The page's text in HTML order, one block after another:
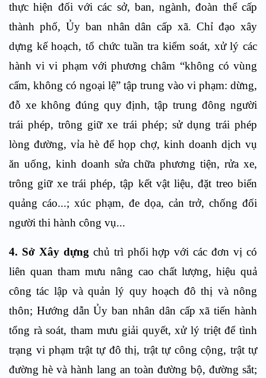
thực hiện đối với các sở, ban, ngành, đoàn thể cấp
thành phố, Ủy ban nhân dân cấp xã. Chỉ đạo xây
dựng kế hoạch, tổ chức tuần tra kiểm soát, xử lý các
hành vi vi phạm với phương châm “không có vùng
cấm, không có ngoại lệ” tập trung vào vi phạm: dừng,
đỗ xe không đúng quy định, tập trung đông người
trái phép, trông giữ xe trái phép; sử dụng trái phép
lòng đường, vỉa hè để họp chợ, kinh doanh dịch vụ
ăn uống, kinh doanh sửa chữa phương tiện, rửa xe,
trông giữ xe trái phép, tập kết vật liệu, đặt treo biển
quảng cáo...; xúc phạm, đe dọa, cản trở, chống đối
người thi hành công vụ...
4. Sở Xây dựng chủ trì phối hợp với các đơn vị có
liên quan tham mưu nâng cao chất lượng, hiệu quả
công tác lập và quản lý quy hoạch đô thị và nông
thôn; Hướng dẫn Ủy ban nhân dân cấp xã tiến hành
tổng rà soát, tham mưu giải quyết, xử lý triệt để tình
trạng vi phạm trật tự đô thị, trật tự công cộng, trật tự
đường hè và hành lang an toàn đường bộ, đường sắt;